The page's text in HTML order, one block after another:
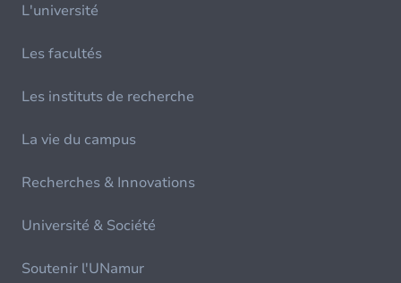
L'université
Les facultés
Les instituts de recherche
La vie du campus
Recherches & Innovations
Université & Société
Soutenir l'UNamur